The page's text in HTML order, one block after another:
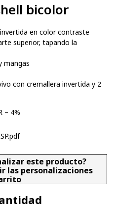
bicolor
en color contraste
superior, tapando la
mangas
con cremallera invertida y 2
– 4%
este producto?
las personalizaciones